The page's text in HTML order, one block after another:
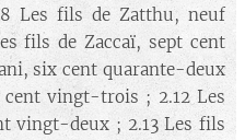
Les fils de Zatthu, neuf
fils de Zaccaï, sept cent
six cent quarante-deux
cent vingt-trois ; 2.12 Les
vingt-deux ; 2.13 Les fils